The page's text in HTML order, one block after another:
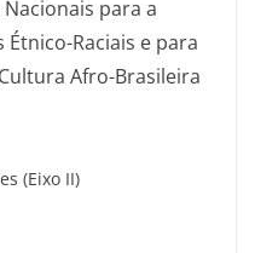
para a
Étnico-Raciais e para
Afro-Brasileira
(Eixo II)